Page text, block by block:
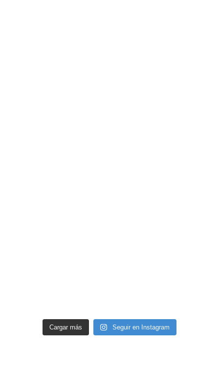
Cargar más Seguir en Instagram